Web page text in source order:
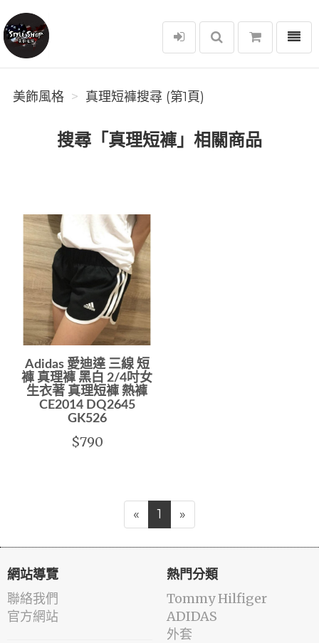
美飾風格
選單
美飾風格 真理短褲搜尋 (第1頁)
搜尋「真理短褲」相關商品
Adidas 愛迪達 三線 短
褲 真理褲 黑白 2/4吋女
生衣著 真理短褲 熱褲
CE2014 DQ2645
GK526
$790
« 1 »
網站導覽
聯絡我們
官方網站
熱門分類
Tommy Hilfiger
ADIDAS
外套